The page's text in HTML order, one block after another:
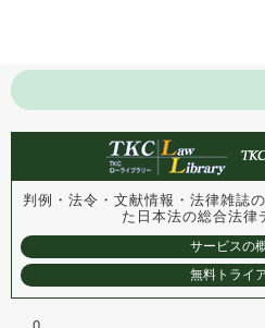
判例・法令・文献情報・法律雑誌
た 日本法の総合法律
サービスの
無料トライ